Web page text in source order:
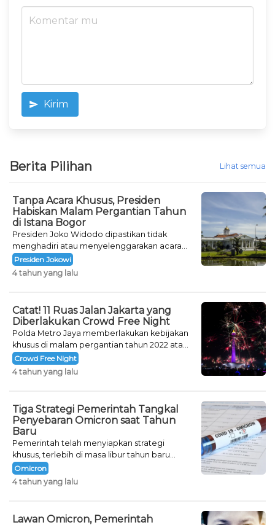
Kirim
Berita Pilihan Lihat semua
Tanpa Acara Khusus, Presiden
Habiskan Malam Pergantian Tahun
di Istana Bogor
Presiden Joko Widodo dipastikan tidak
menghadiri atau menyelenggarakan acara
khusus untuk mengisi malam pergantian
tahun.
Presiden Jokowi
4 tahun yang lalu
Catat! 11 Ruas Jalan Jakarta yang
Diberlakukan Crowd Free Night
Polda Metro Jaya memberlakukan kebijakan
khusus di malam pergantian tahun 2022 atau
Crowd Free Night selama dua hari.
Crowd Free Night
4 tahun yang lalu
Tiga Strategi Pemerintah Tangkal
Penyebaran Omicron saat Tahun
Baru
Pemerintah telah menyiapkan strategi
khusus, terlebih di masa libur tahun baru
seperti saat ini.
Omicron
4 tahun yang lalu
Lawan Omicron, Pemerintah